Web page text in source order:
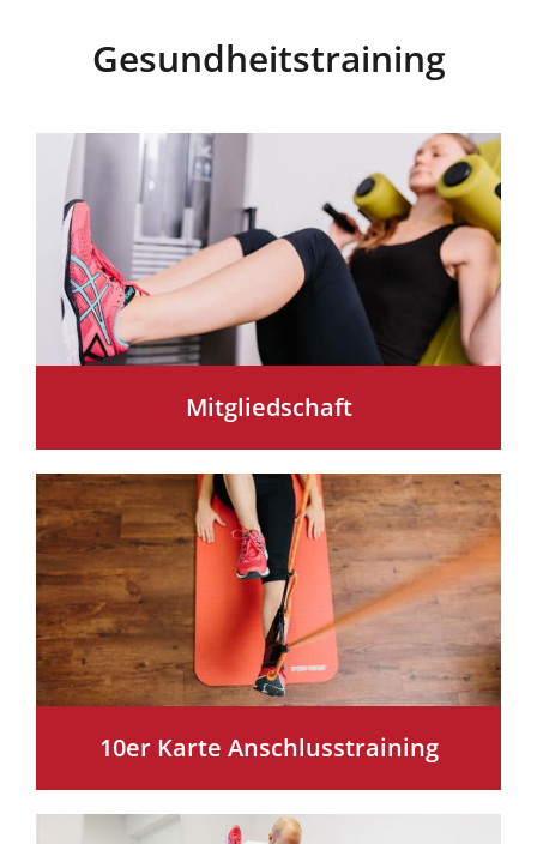
Gesundheitstraining
Mitgliedschaft
10er Karte Anschlusstraining